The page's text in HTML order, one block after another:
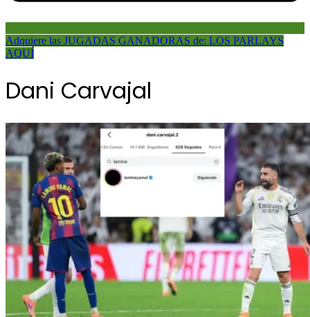
Adquiere las JUGADAS GANADORAS de: LOS PARLAYS
AQUÍ
Dani Carvajal